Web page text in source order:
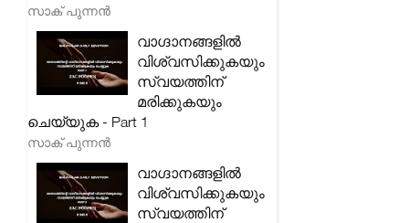
സാക് പുന്നൻ
വാഗ്ദാനങ്ങളിൽ
വിശ്വസിക്കുകയും
സ്വയത്തിന്
മരിക്കുകയും
ചെയ്യുക - Part 1
സാക് പുന്നൻ
വാഗ്ദാനങ്ങളിൽ
വിശ്വസിക്കുകയും
സ്വയത്തിന്